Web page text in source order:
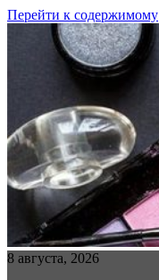
Перейти к содержимому
8 августа, 2026